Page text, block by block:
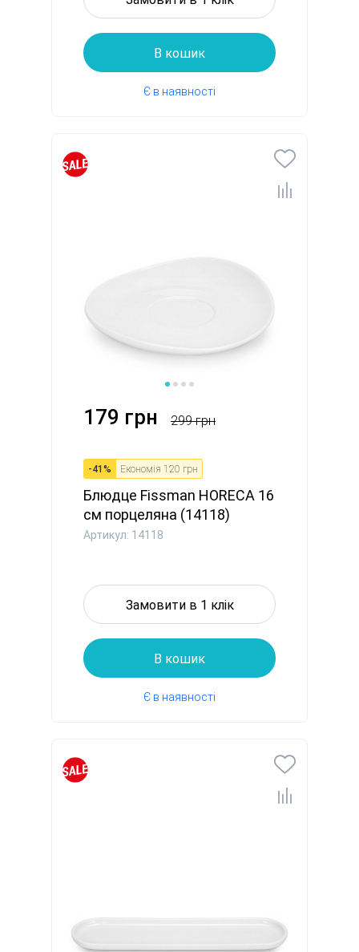
В кошик
Є в наявності
179 грн 299 грн
-41 % Економія 120 грн
Блюдце Fissman HORECA 16
см порцеляна (14118)
Артикул: 14118
Замовити в 1 клік
В кошик
Є в наявності